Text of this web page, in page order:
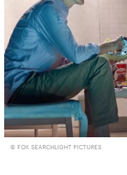
© FOX SEARCHLIGHT PICTURES